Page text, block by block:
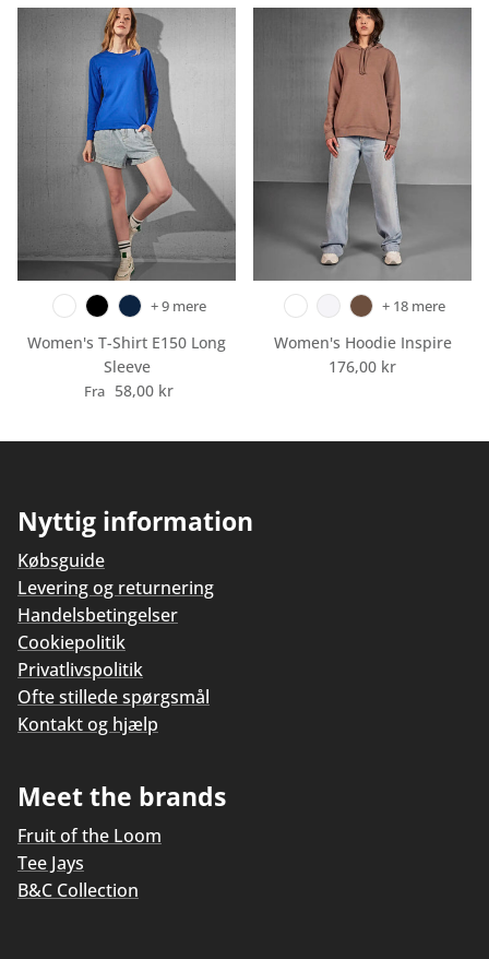
Women's T-Shirt E150 Long
Sleeve
Normalpris
Fra 58,00 kr
+ 9 mere
Women's Hoodie Inspire
Normalpris
176,00 kr
+ 18 mere
Nyttig information
Købsguide
Levering og returnering
Handelsbetingelser
Cookiepolitik
Privatlivspolitik
Ofte stillede spørgsmål
Kontakt og hjælp
Meet the brands
Fruit of the Loom
Tee Jays
B&C Collection